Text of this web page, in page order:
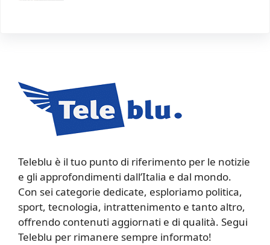
Teleblu è il tuo punto di riferimento per le notizie
e gli approfondimenti dall’Italia e dal mondo.
Con sei categorie dedicate, esploriamo politica,
sport, tecnologia, intrattenimento e tanto altro,
offrendo contenuti aggiornati e di qualità. Segui
Teleblu per rimanere sempre informato!